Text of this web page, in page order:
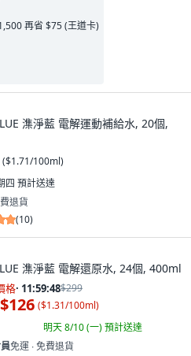
再省 $75 (王道卡)
潗淨藍 電解運動補給水, 20個,
($1.71/100ml)
四 預計送達
退貨
(10)
潗淨藍 電解還原水, 24個, 400ml
格· 11:59:46$299
$126 ($1.31/100ml)
明天 8/10 (一)預計送達
免運 ∙ 免費退貨